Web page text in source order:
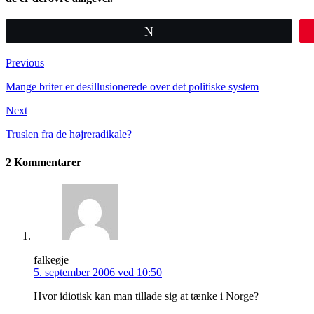
Previous
Mange briter er desillusionerede over det politiske system
Next
Truslen fra de højreradikale?
2 Kommentarer
falkeøje
5. september 2006 ved 10:50
Hvor idiotisk kan man tillade sig at tænke i Norge?